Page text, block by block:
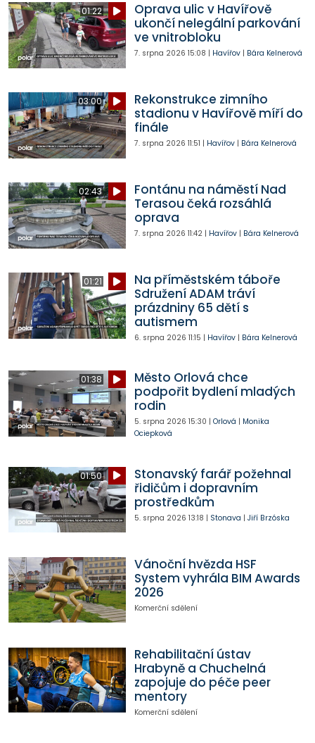
01:22
Oprava ulic v Havířově
ukončí nelegální parkování
ve vnitrobloku
7. srpna 2026 15:08 | Havířov| Bára Kelnerová
03:00
Rekonstrukce zimního
stadionu v Havířově míří do
finále
7. srpna 2026 11:51 | Havířov| Bára Kelnerová
02:43
Fontánu na náměstí Nad
Terasou čeká rozsáhlá
oprava
7. srpna 2026 11:42| Havířov| Bára Kelnerová
01:21
Na příměstském táboře
Sdružení ADAM tráví
prázdniny 65 dětí s
autismem
6. srpna 2026 11:15 | Havířov| Bára Kelnerová
01:38
Město Orlová chce
podpořit bydlení mladých
rodin
5. srpna 2026 15:30 | Orlová | Monika
Ociepková
01:50
Stonavský farář požehnal
řidičům i dopravním
prostředkům
5. srpna 2026 13:18 | Stonava | Jiří Brzóska
Vánoční hvězda HSF
System vyhrála BIM Awards
2026
Komerční sdělení
Rehabilitační ústav
Hrabyně a Chuchelná
zapojuje do péče peer
mentory
Komerční sdělení